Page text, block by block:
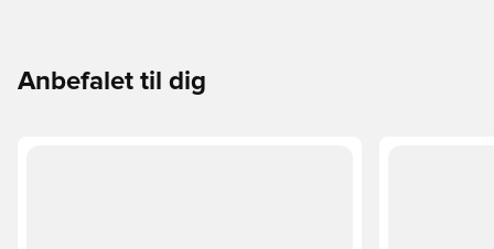
Anbefalet til dig